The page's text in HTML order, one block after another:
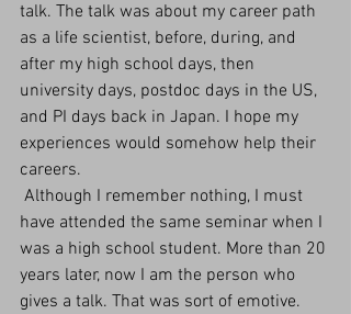
talk. The talk was about my career path
as a life scientist, before, during, and
after my high school days, then
university days, postdoc days in the US,
and PI days back in Japan. I hope my
experiences would somehow help their
careers.
have attended the same seminar when I
was a high school student. More than 20
years later, now I am the person who
gives a talk. That was sort of emotive.